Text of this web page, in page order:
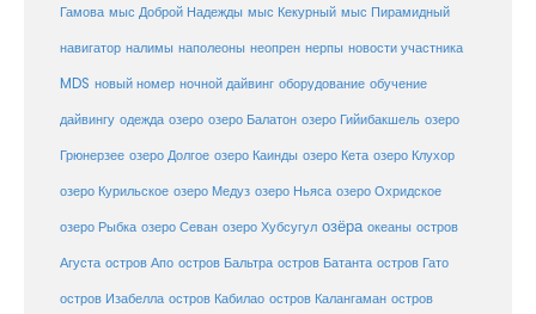
Гамова мыс Доброй Надежды мыс Кекурный мыс Пирамидный
навигатор налимы наполеоны неопрен нерпы новости участника
MDS новый номер ночной дайвинг оборудование обучение
дайвингу одежда озеро озеро Балатон озеро Гийибакшель озеро
Грюнерзее озеро Долгое озеро Каинды озеро Кета озеро Клухор
озеро Курильское озеро Медуз озеро Ньяса озеро Охридское
озеро Рыбка озеро Севан озеро Хубсугул озёра океаны остров
Агуста остров Апо остров Бальтра остров Батанта остров Гато
остров Изабелла остров Кабилао остров Калангаман остров